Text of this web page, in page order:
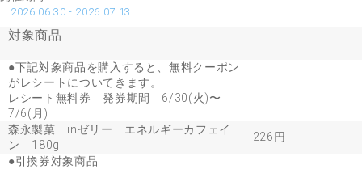
2026.06.30 - 2026.07.13
対象商品
●下記対象商品を購入すると、無料クーポン
がレシートについてきます。
レシート無料券 発券期間 6/30(火)〜
7/6(月)
森永製菓 inゼリー エネルギーカフェイ
ン 180g
226円
●引換券対象商品